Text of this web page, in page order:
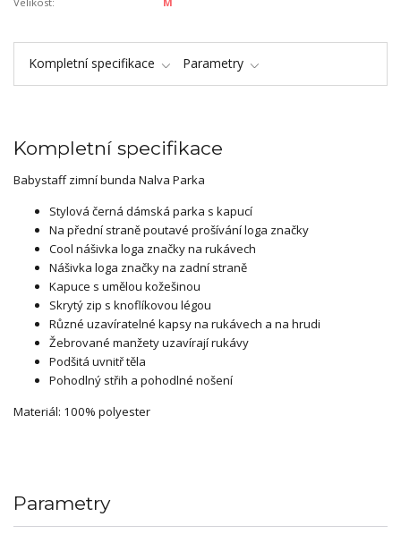
Kompletní specifikace Parametry
Kompletní specifikace
Babystaff zimní bunda Nalva Parka
Stylová černá dámská parka s kapucí
Na přední straně poutavé prošívání loga značky
Cool nášivka loga značky na rukávech
Nášivka loga značky na zadní straně
Kapuce s umělou kožešinou
Skrytý zip s knoflíkovou légou
Různé uzavíratelné kapsy na rukávech a na hrudi
Žebrované manžety uzavírají rukávy
Podšitá uvnitř těla
Pohodlný střih a pohodlné nošení
Materiál: 100% polyester
Parametry